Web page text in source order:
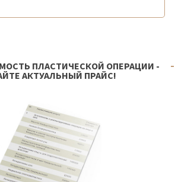
ПЛАСТИЧЕСКОЙ ОПЕРАЦИИ -
АКТУАЛЬНЫЙ ПРАЙС!